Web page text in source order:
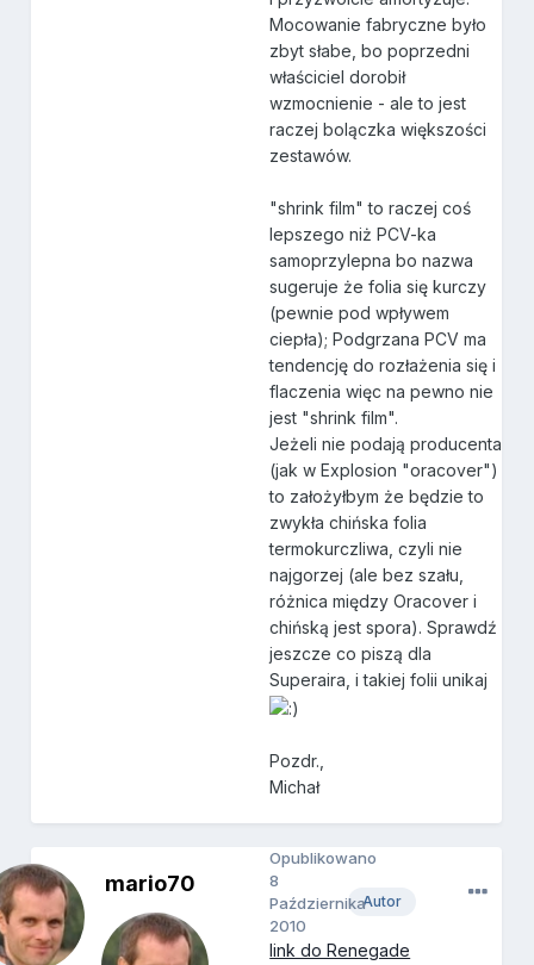
Mocowanie fabryczne było
zbyt słabe, bo poprzedni
właściciel dorobił
wzmocnienie - ale to jest
raczej bolączka większości
zestawów.
"shrink film" to raczej coś
lepszego niż PCV-ka
samoprzylepna bo nazwa
sugeruje że folia się kurczy
(pewnie pod wpływem
ciepła); Podgrzana PCV ma
tendencję do rozłażenia się i
flaczenia więc na pewno nie
jest "shrink film".
Jeżeli nie podają producenta
(jak w Explosion "oracover")
to założyłbym że będzie to
zwykła chińska folia
termokurczliwa, czyli nie
najgorzej (ale bez szału,
różnica między Oracover i
chińską jest spora). Sprawdź
jeszcze co piszą dla
Superaira, i takiej folii unikaj
Pozdr.,
Michał
mario70
Autor
Opublikowano
8
Października
2010
link do Renegade